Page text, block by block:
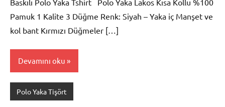
Baskılı Polo Yaka Tshirt Polo Yaka Lakos Kısa Kollu %100
Pamuk 1 Kalite 3 Düğme Renk: Siyah – Yaka iç Manşet ve
kol bant Kırmızı Düğmeler […]
Devamını oku
Polo Yaka Tişört